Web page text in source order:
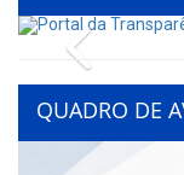
QUADRO DE